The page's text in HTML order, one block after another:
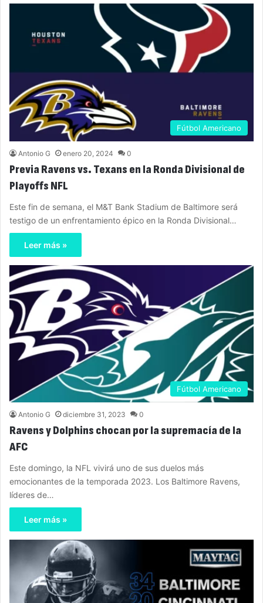
Fútbol Americano
Antonio G enero 20, 2024 0
Previa Ravens vs. Texans en la Ronda Divisional de
Playoffs NFL
Este fin de semana, el M&T Bank Stadium de Baltimore será
testigo de un enfrentamiento épico en la Ronda Divisional…
Leer más »
Fútbol Americano
Antonio G diciembre 31, 2023 0
Ravens y Dolphins chocan por la supremacía de la
AFC
Este domingo, la NFL vivirá uno de sus duelos más
emocionantes de la temporada 2023. Los Baltimore Ravens,
líderes de…
Leer más »